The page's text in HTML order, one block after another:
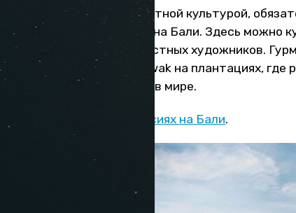
Те, кто интересуется местной культурой,
промыслов и творчества на Бали. Здесь можно
или полотно одного из местных художников.
знаменитый кофе Kopi Luwak на плантациях, где
самый дорогой сорт кофе в мире.
лучших экскурсиях на Бали.